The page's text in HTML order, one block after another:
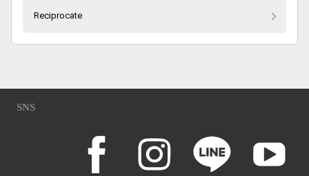
Reciprocate
SNS